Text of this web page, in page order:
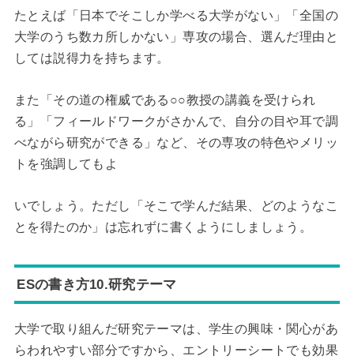
たとえば「日本でそこしか学べる大学がない」「全国の
大学のうち数カ所しかない」専攻の場合、選んだ理由と
しては説得力を持ちます。
また「その道の権威である○○教授の講義を受けられ
る」「フィールドワークがさかんで、自分の目や耳で調
べながら研究ができる」など、その専攻の特色やメリッ
トを強調してもよ
いでしょう。ただし「そこで学んだ結果、どのようなこ
とを得たのか」は忘れずに書くようにしましょう。
ESの書き方10.研究テーマ
大学で取り組んだ研究テーマは、学生の興味・関心があ
らわれやすい部分ですから、エントリーシートでも効果